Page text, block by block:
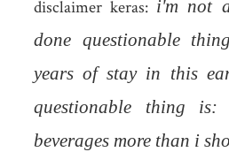
disclaimer keras: i'm not
done questionable
years of stay in this
questionable thing
beverages more than i